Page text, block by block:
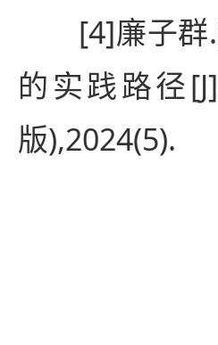
[4]廉子
的实践路径
版),2024(5).